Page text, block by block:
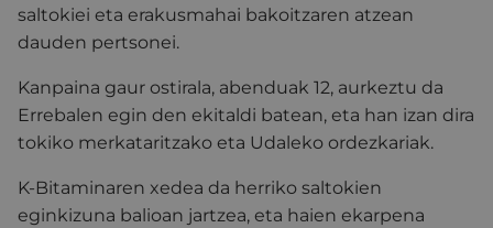
saltokiei eta erakusmahai bakoitzaren atzean
dauden pertsonei.
Kanpaina gaur ostirala, abenduak 12, aurkeztu da
Errebalen egin den ekitaldi batean, eta han izan dira
tokiko merkataritzako eta Udaleko ordezkariak.
K-Bitaminaren xedea da herriko saltokien
eginkizuna balioan jartzea, eta haien ekarpena